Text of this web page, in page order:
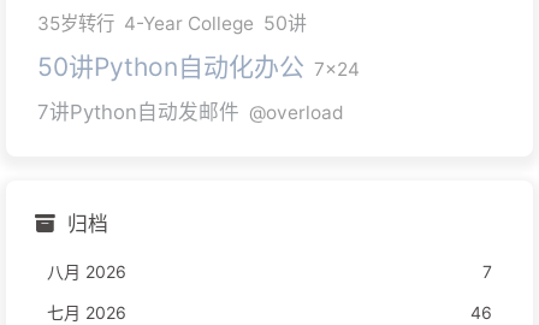
35岁转行 4-Year College 50讲
50讲Python自动化办公 7x24
7讲Python自动发邮件 @overload
归档
八月 2026
7
七月 2026
46